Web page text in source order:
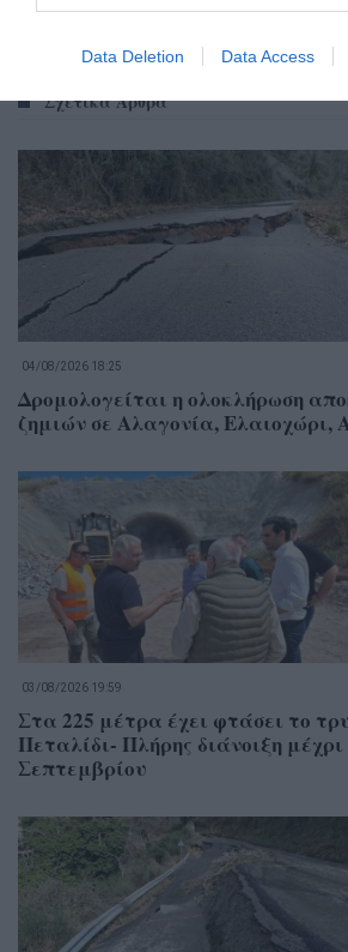
Data Deletion Data Access
Σχετικά Άρθρα
04/08/2026 18:25
Δρομολογείται η ολοκλήρωση
ζημιών σε Αλαγονία, Ελαιοχώρι,
03/08/2026 19:59
Στα 225 μέτρα έχει φτάσει το
Πεταλίδι- Πλήρης διάνοιξη μέχρι
Σεπτεμβρίου